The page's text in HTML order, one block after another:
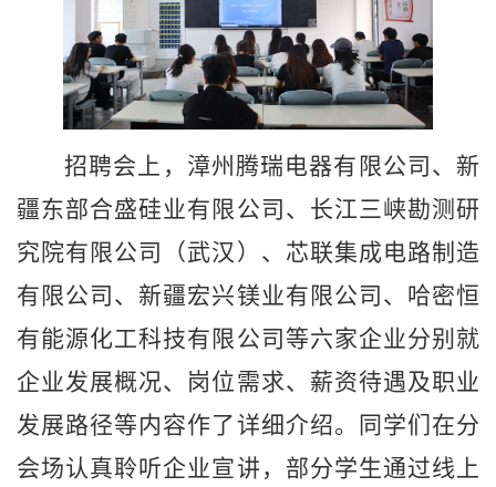
招聘会上，漳州腾瑞电器有限公司、新
疆东部合盛硅业有限公司、长江三峡勘测研
究院有限公司（武汉）、芯联集成电路制造
有限公司、新疆宏兴镁业有限公司、哈密恒
有能源化工科技有限公司等六家企业分别就
企业发展概况、岗位需求、薪资待遇及职业
发展路径等内容作了详细介绍。同学们在分
会场认真聆听企业宣讲，部分学生通过线上